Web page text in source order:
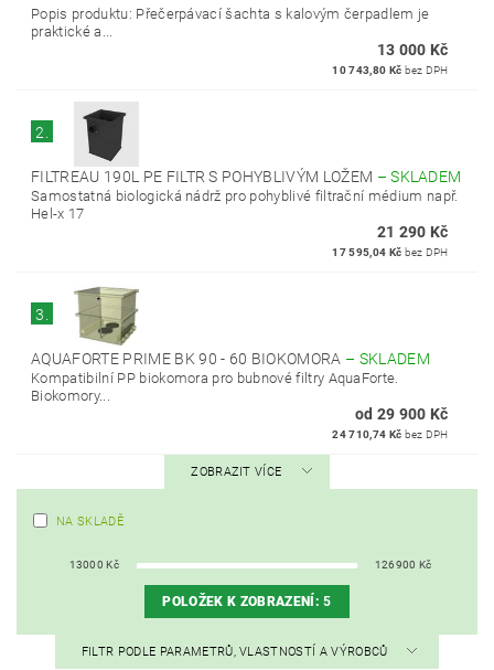
Popis produktu: Přečerpávací šachta s kalovým čerpadlem je
praktické a...
13 000 Kč
10 743,80 Kč bez DPH
2.
FILTREAU 190L PE FILTR S POHYBLIVÝM LOŽEM –SKLADEM
Samostatná biologická nádrž pro pohyblivé filtrační médium např.
Hel-x 17
21 290 Kč
17 595,04 Kč bez DPH
3.
AQUAFORTE PRIME BK 90 - 60 BIOKOMORA – SKLADEM
Kompatibilní PP biokomora pro bubnové filtry AquaForte.
Biokomory...
od 29 900 Kč
24 710,74 Kč bez DPH
ZOBRAZIT VÍCE
NA SKLADĚ
13000 Kč 126900 Kč
POLOŽEK K ZOBRAZENÍ:5
FILTR PODLE PARAMETRŮ, VLASTNOSTÍ A VÝROBCŮ